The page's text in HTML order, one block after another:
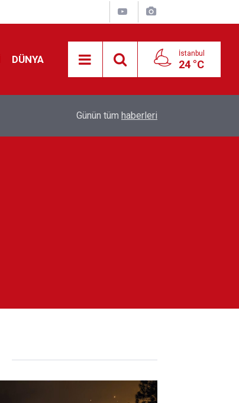
DÜNYA İstanbul
24 °C
Feridun Düzağaç sahnelere ara verdi: ''En az
Günün tüm haberleri